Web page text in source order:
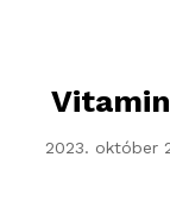
2023. október